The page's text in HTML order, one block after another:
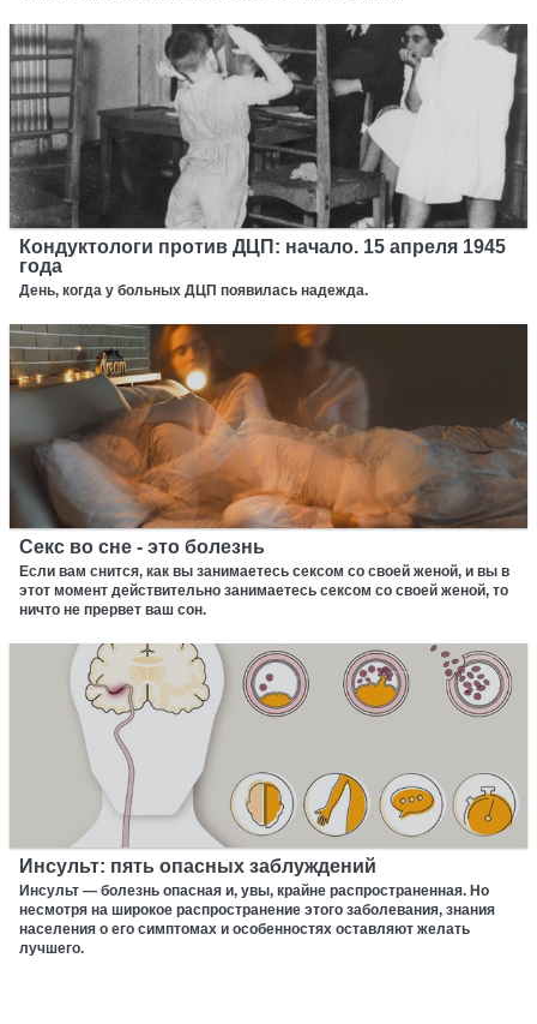
Кондуктологи против ДЦП: начало. 15 апреля 1945
года
День, когда у больных ДЦП появилась надежда.
Секс во сне - это болезнь
Если вам снится, как вы занимаетесь сексом со своей женой, и вы в
этот момент действительно занимаетесь сексом со своей женой, то
ничто не прервет ваш сон.
Инсульт: пять опасных заблуждений
Инсульт — болезнь опасная и, увы, крайне распространенная. Но
несмотря на широкое распространение этого заболевания, знания
населения о его симптомах и особенностях оставляют желать
лучшего.